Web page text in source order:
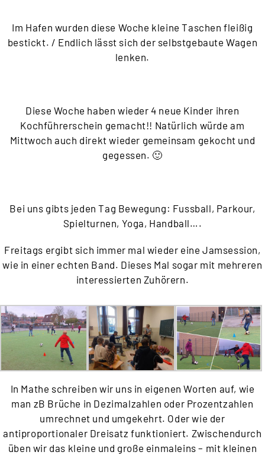
Im Hafen wurden diese Woche kleine Taschen fleißig
bestickt. / Endlich lässt sich der selbstgebaute Wagen
lenken.
Diese Woche haben wieder 4 neue Kinder ihren
Kochführerschein gemacht!! Natürlich würde am
Mittwoch auch direkt wieder gemeinsam gekocht und
gegessen. 🙂
Bei uns gibts jeden Tag Bewegung: Fussball, Parkour,
Spielturnen, Yoga, Handball….
Freitags ergibt sich immer mal wieder eine Jamsession,
wie in einer echten Band. Dieses Mal sogar mit mehreren
interessierten Zuhörern.
In Mathe schreiben wir uns in eigenen Worten auf, wie
man zB Brüche in Dezimalzahlen oder Prozentzahlen
umrechnet und umgekehrt. Oder wie der
antiproportionaler Dreisatz funktioniert. Zwischendurch
üben wir das kleine und große einmaleins – mit kleinen